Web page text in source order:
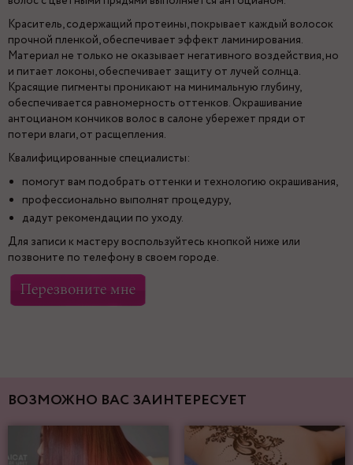
Краситель, содержащий протеины, покрывает каждый волосок
прочной пленкой, обеспечивает эффект ламинирования.
Материал не только не оказывает негативного воздействия, но
и питает локоны, обеспечивает защиту от лучей солнца.
Красящие пигменты проникают на минимальную глубину,
обеспечивается равномерность оттенков. Окрашивание
антоцианом кончиков волос в салоне убережет пряди от
потери влаги, от расщепления.
Квалифицированные специалисты:
помогут вам подобрать оттенки и технологию окрашивания,
профессионально выполнят процедуру,
дадут рекомендации по уходу.
Для записи к мастеру воспользуйтесь кнопкой ниже или
позвоните по телефону в своем городе.
ВОЗМОЖНО ВАС ЗАИНТЕРЕСУЕТ